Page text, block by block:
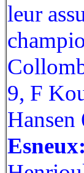
leur
9, F
Hansen
Esneux: